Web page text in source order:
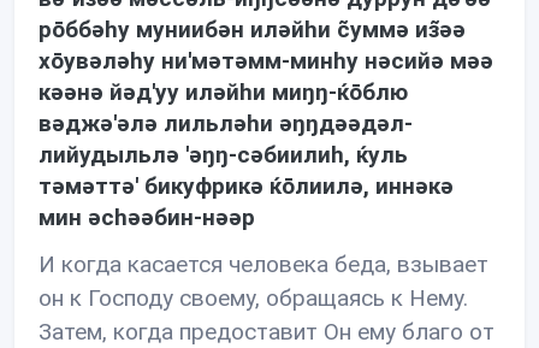
рōббəhу муниибəн илəйhи c̃уммə из̃əə
хōувəлəhу ни'мəтəмм-минhу нəсийə мəə
кəəнə йəд'уу илəйhи миŋŋ-ќōблю
вəджə'əлə лильлəhи əŋŋдəəдəл-
лийудыльлə 'əŋŋ-сəбиилиh, ќуль
тəмəттə' бикуфрикə ќōлиилə, иннəкə
мин əсhəəбин-нəəр
И когда касается человека беда, взывает
он к Господу своему, обращаясь к Нему.
Затем, когда предоставит Он ему благо от